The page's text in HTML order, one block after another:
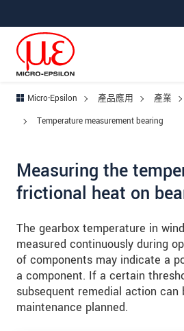
Micro-Epsilon 產品應用 產業
Temperature measurement bearing
Measuring the
frictional heat on
The gearbox temperature in
measured continuously during
of components may indicate a
a component. If a certain
subsequent remedial action can
maintenance planned.